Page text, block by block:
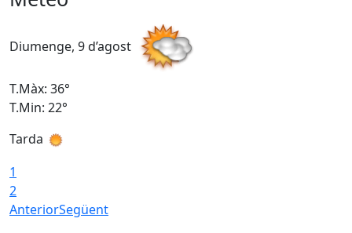
Diumenge, 9 d’agost
T.Màx: 36°
T.Min: 22°
Tarda
1
2
AnteriorSegüent